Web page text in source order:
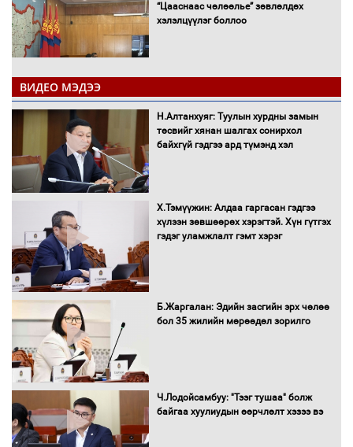
“Цааснаас чөлөөлье” зөвлөлдөх
хэлэлцүүлэг боллоо
"ДЦС-3” ТӨХК-ийн нэн шаардлагатай
“Турбингенератор-5”-ын шинэчлэлийн
төсвийг шийдвэрлэхээр болов
УИХ-ын дарга С.Бямбацогт Сутай
хайрхны тэнгэрийг тахих тахилгад
оролцлоо
С.Амарсайхан: Иргэдийг хохироосон
ААН-ийн нуугтмал хөрөнгийг
Н.Номтойбаяр: Аймгуудад тулгамдаж
ВИДЕО МЭДЭЭ
Н.Алтанхуяг: Туулын хурдны замын
төсвийг хянан шалгах сонирхол
байхгүй гэдгээ ард түмэнд хэл
Х.Тэмүүжин: Алдаа гаргасан гэдгээ
хүлээн зөвшөөрөх хэрэгтэй. Хүн гүтгэх
гэдэг уламжлалт гэмт хэрэг
Б.Жаргалан: Эдийн засгийн эрх чөлөө
бол 35 жилийн мөрөөдөл зорилго
Ч.Лодойсамбуу: "Тээг тушаа" болж
байгаа хуулиудын өөрчлөлт хэзээ вэ